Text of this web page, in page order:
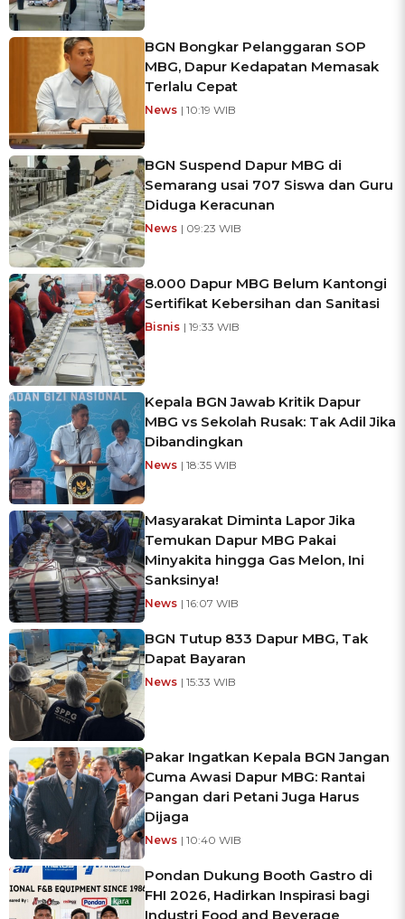
BGN Bongkar Pelanggaran SOP
MBG, Dapur Kedapatan Memasak
Terlalu Cepat
News | 10:19 WIB
BGN Suspend Dapur MBG di
Semarang usai 707 Siswa dan Guru
Diduga Keracunan
News | 09:23 WIB
8.000 Dapur MBG Belum Kantongi
Sertifikat Kebersihan dan Sanitasi
Bisnis | 19:33 WIB
Kepala BGN Jawab Kritik Dapur
MBG vs Sekolah Rusak: Tak Adil Jika
Dibandingkan
News | 18:35 WIB
Masyarakat Diminta Lapor Jika
Temukan Dapur MBG Pakai
Minyakita hingga Gas Melon, Ini
Sanksinya!
News | 16:07 WIB
BGN Tutup 833 Dapur MBG, Tak
Dapat Bayaran
News | 15:33 WIB
Pakar Ingatkan Kepala BGN Jangan
Cuma Awasi Dapur MBG: Rantai
Pangan dari Petani Juga Harus
Dijaga
News | 10:40 WIB
Pondan Dukung Booth Gastro di
FHI 2026, Hadirkan Inspirasi bagi
Industri Food and Beverage